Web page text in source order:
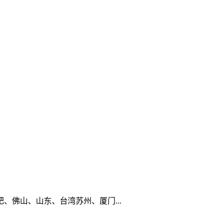
佛山、山东、台湾苏州、厦门...